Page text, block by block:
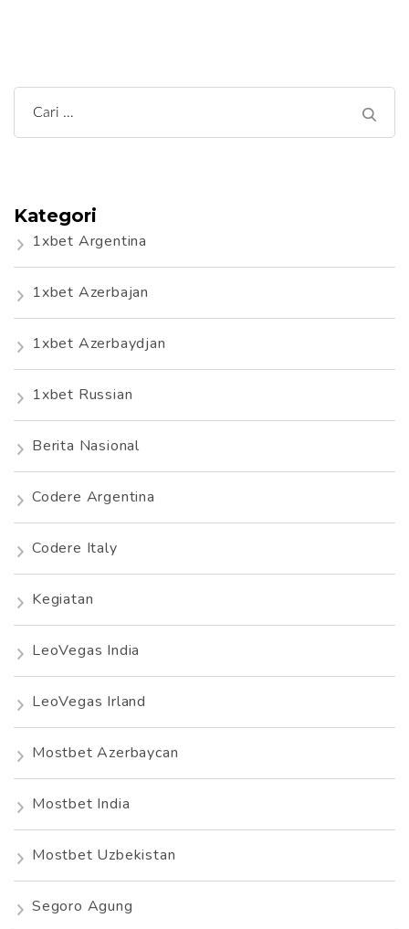
Cari
untuk:
Kategori
1xbet Argentina
1xbet Azerbajan
1xbet Azerbaydjan
1xbet Russian
Berita Nasional
Codere Argentina
Codere Italy
Kegiatan
LeoVegas India
LeoVegas Irland
Mostbet Azerbaycan
Mostbet India
Mostbet Uzbekistan
Segoro Agung